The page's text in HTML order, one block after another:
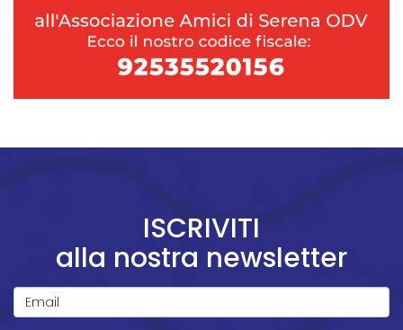
ISCRIVITI
alla nostra newsletter